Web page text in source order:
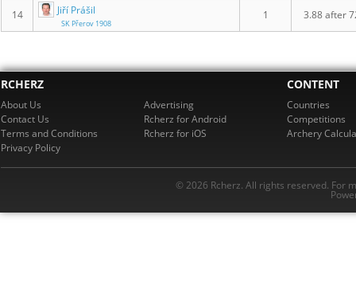
14 Jiří Prášil
SK Přerov 1908
1 3.88 after
RCHERZ
About Us
Contact Us
Terms and Conditions
Privacy Policy
Advertising
Rcherz for Android
Rcherz for iOS
CONTENT
Countries
Competitions
Archery
© 2026 Rcherz. All rights reserved. For